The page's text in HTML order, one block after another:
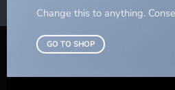
Change this to anything.
GO TO SHOP